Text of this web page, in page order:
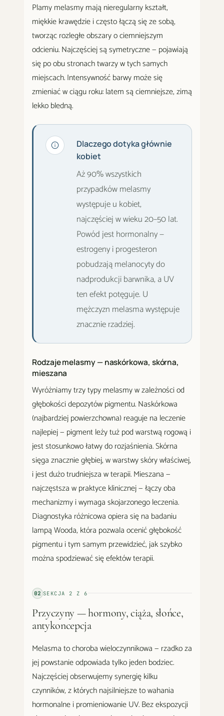
Plamy melasmy mają nieregularny kształt,
miękkie krawędzie i często łączą się ze sobą,
tworząc rozległe obszary o ciemniejszym
odcieniu. Najczęściej są symetryczne — pojawiają
się po obu stronach twarzy w tych samych
miejscach. Intensywność barwy może się
zmieniać w ciągu roku: latem są ciemniejsze, zimą
lekko bledną.
Dlaczego dotyka głównie
kobiet
Aż 90% wszystkich
przypadków melasmy
występuje u kobiet,
najczęściej w wieku 20–50 lat.
Powód jest hormonalny —
estrogeny i progesteron
pobudzają melanocyty do
nadprodukcji barwnika, a UV
ten efekt potęguje. U
mężczyzn melasma występuje
znacznie rzadziej.
Rodzaje melasmy — naskórkowa, skórna,
mieszana
Wyróżniamy trzy typy melasmy w zależności od
głębokości depozytów pigmentu. Naskórkowa
(najbardziej powierzchowna) reaguje na leczenie
najlepiej — pigment leży tuż pod warstwą rogową i
jest stosunkowo łatwy do rozjaśnienia. Skórna
sięga znacznie głębiej, w warstwy skóry właściwej,
i jest dużo trudniejsza w terapii. Mieszana —
najczęstsza w praktyce klinicznej — łączy oba
mechanizmy i wymaga skojarzonego leczenia.
Diagnostyka różnicowa opiera się na badaniu
lampą Wooda, która pozwala ocenić głębokość
pigmentu i tym samym przewidzieć, jak szybko
można spodziewać się efektów terapii.
02 SEKCJA 2 Z6
Przyczyny — hormony, ciąża, słońce,
antykoncepcja
Melasma to choroba wieloczynnikowa — rzadko za
jej powstanie odpowiada tylko jeden bodziec.
Najczęściej obserwujemy synergię kilku
czynników, z których najsilniejsze to wahania
hormonalne i promieniowanie UV. Bez ekspozycji